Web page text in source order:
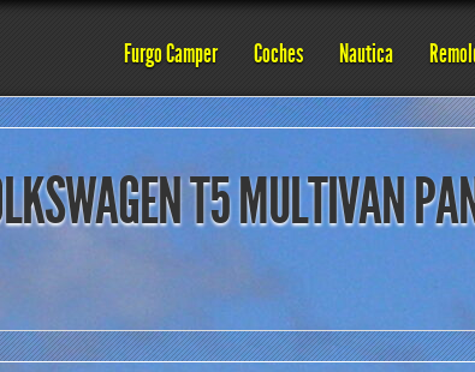
Furgo Camper Coches Nautica
T5 MULTIVAN